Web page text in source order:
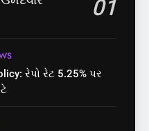
પાર્ટીએ અયોધ્યા
પવન પાંડેને 2027
01
રેપો રેટ 5.25% પર
મધ કે ઘી ખરેખર શુદ્ધ
ડાબરના દાવાઓની